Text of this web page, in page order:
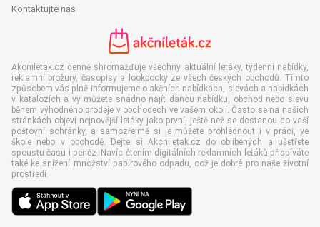
Kontaktujte nás
Akcniletak.cz denně shromažďuje všechny aktuální letáky, týdenní nabídky,
reklamní brožury, časopisy a lookbooky ze všech českých obchodů. Tímto
způsobem vás plně informujeme o akčních nabídkách, slevách a nabídkách
v katalozích a vy můžete snadno najít danou nabídku, obchod nebo slevu
během výhodného prodeje v obchodech ve vašem okolí. Často se na našich
stránkách objeví nejnovější letáky jako první, ještě než se dostanou do vaší
poštovní schránky, a samozřejmě si je můžete prohlédnout i v práci, ve
škole nebo v obchodě. Dejte si Akcniletak.cz do oblíbených a ušetřete
spoustu času i peněz. Navíc čtením digitálních reklamních letáků přispíváte
také ke snížení množství papírového odpadu, což je dobré pro naše životní
prostředí.